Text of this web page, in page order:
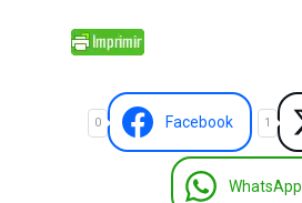
0 Facebook 1
WhatsApp